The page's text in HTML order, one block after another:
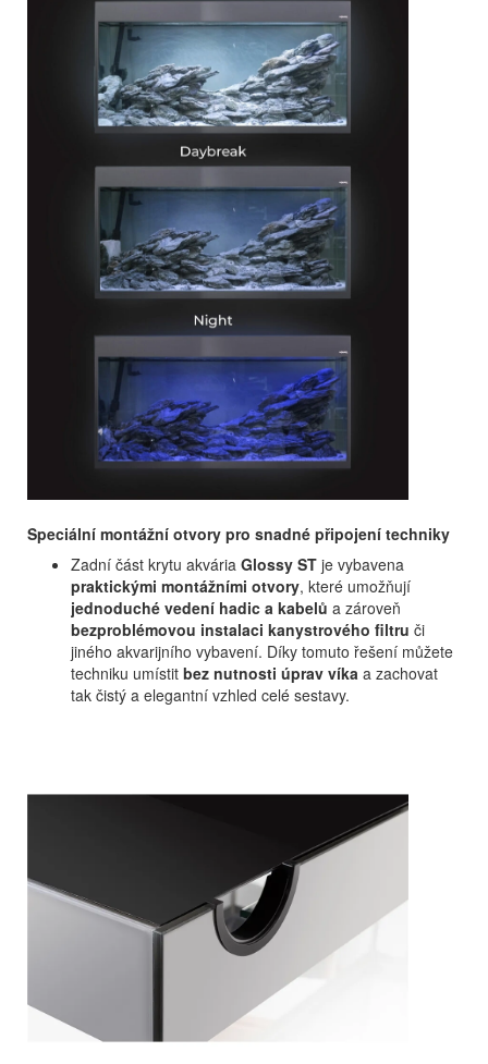
Speciální montážní otvory pro snadné připojení techniky
Zadní část krytu akvária Glossy ST je vybavena
praktickými montážními otvory, které umožňují
jednoduché vedení hadic a kabelů a zároveň
bezproblémovou instalaci kanystrového filtru či
jiného akvarijního vybavení. Díky tomuto řešení můžete
techniku umístit bez nutnosti úprav víka a zachovat
tak čistý a elegantní vzhled celé sestavy.